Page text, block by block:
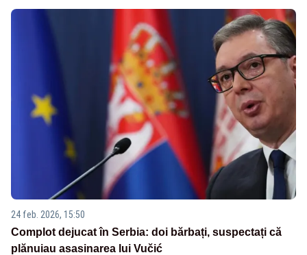
24 feb. 2026, 15:50
Complot dejucat în Serbia: doi bărbați, suspectați că
plănuiau asasinarea lui Vučić